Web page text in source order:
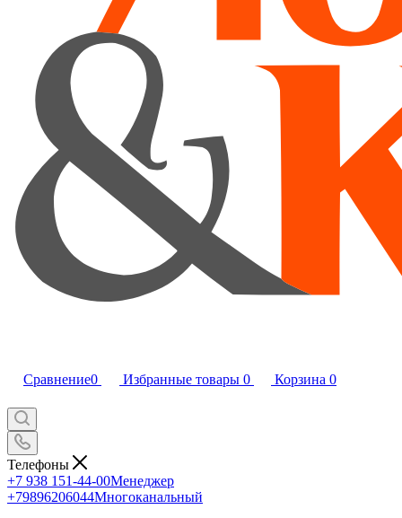
Сравнение0 Избранные товары 0 Корзина 0
Телефоны
+7 938 151-44-00Менеджер
+79896206044Многоканальный